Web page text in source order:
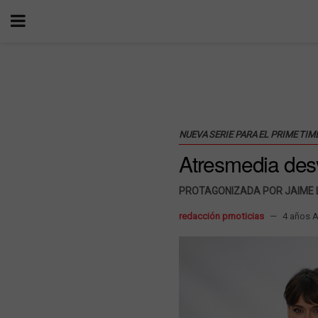
NUEVA SERIE PARA EL PRIME
Atresmedia
PROTAGONIZADA POR JAIME
redacción prnoticias 4 años